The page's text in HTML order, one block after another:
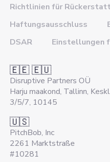
Richtlinien für
Haftungsausschluss
DSAR
Einstellungen
🇪🇪 🇪🇺
Disruptive Partners OÜ
Harju maakond, Tallinn,
3/5/7, 10145
🇺🇸
PitchBob, Inc
2261 Marktstraße
#10281